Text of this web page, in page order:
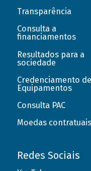
Transparência
Consulta a
financiamentos
Resultados para a
sociedade
Credenciamento de
Equipamentos
Consulta PAC
Moedas contratuais
Redes Sociais